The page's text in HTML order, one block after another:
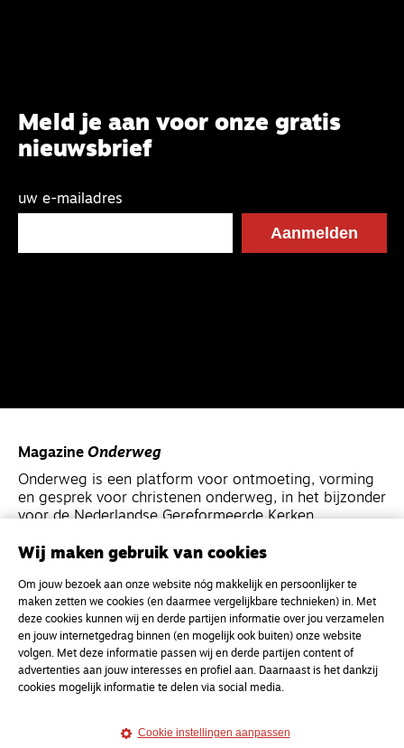
Meld je aan voor onze gratis
nieuwsbrief
uw e-mailadres
Magazine Onderweg
Onderweg is een platform voor ontmoeting, vorming
en gesprek voor christenen onderweg, in het bijzonder
voor de Nederlandse Gereformeerde Kerken.
Magazine
Onderweg
Kvk-nummer 33277063
NL46 INGB 0117 5827 86
info@onderwegonline.nl
Wij maken gebruik van cookies
Om jouw bezoek aan onze website nóg makkelijk en persoonlijker te
maken zetten we cookies (en daarmee vergelijkbare technieken) in. Met
deze cookies kunnen wij en derde partijen informatie over jou verzamelen
en jouw internetgedrag binnen (en mogelijk ook buiten) onze website
volgen. Met deze informatie passen wij en derde partijen content of
advertenties aan jouw interesses en profiel aan. Daarnaast is het dankzij
cookies mogelijk informatie te delen via social media.
Cookie instellingen aanpassen